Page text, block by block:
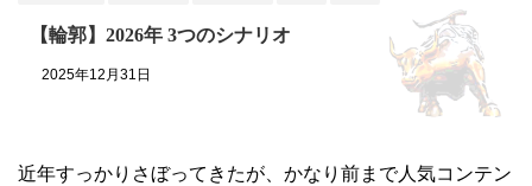
【輪郭】2026年 3つのシナリオ
2025年12月31日
近年すっかりさぼってきたが、かなり前まで人気コンテン